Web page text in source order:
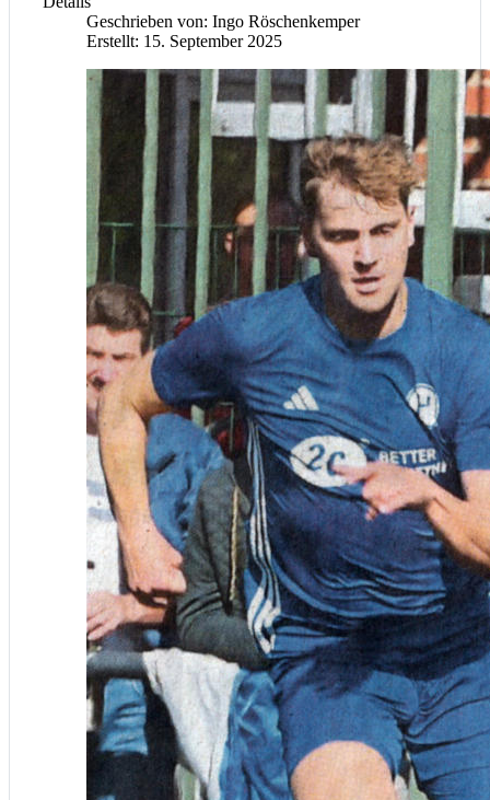
Geschrieben von: Ingo Röschenkemper
Erstellt: 15. September 2025